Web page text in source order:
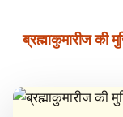
ब्रह्माकुमारीज की